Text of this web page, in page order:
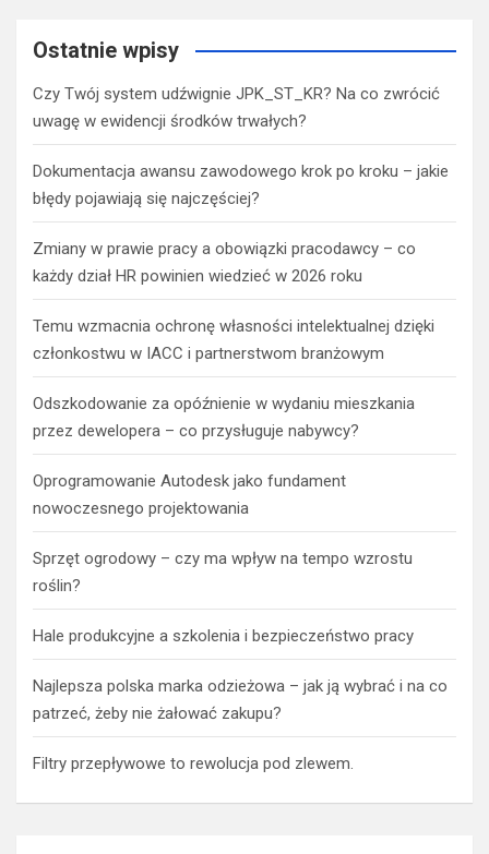
Ostatnie wpisy
Czy Twój system udźwignie JPK_ST_KR? Na co zwrócić
uwagę w ewidencji środków trwałych?
Dokumentacja awansu zawodowego krok po kroku – jakie
błędy pojawiają się najczęściej?
Zmiany w prawie pracy a obowiązki pracodawcy – co
każdy dział HR powinien wiedzieć w 2026 roku
Temu wzmacnia ochronę własności intelektualnej dzięki
członkostwu w IACC i partnerstwom branżowym
Odszkodowanie za opóźnienie w wydaniu mieszkania
przez dewelopera – co przysługuje nabywcy?
Oprogramowanie Autodesk jako fundament
nowoczesnego projektowania
Sprzęt ogrodowy – czy ma wpływ na tempo wzrostu
roślin?
Hale produkcyjne a szkolenia i bezpieczeństwo pracy
Najlepsza polska marka odzieżowa – jak ją wybrać i na co
patrzeć, żeby nie żałować zakupu?
Filtry przepływowe to rewolucja pod zlewem.